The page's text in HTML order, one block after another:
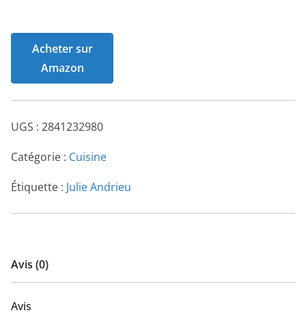
Acheter sur
Amazon
UGS : 2841232980
Catégorie : Cuisine
Étiquette : Julie Andrieu
Avis (0)
Avis